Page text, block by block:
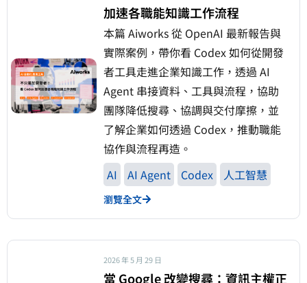
加速各職能知識工作流程
本篇 Aiworks 從 OpenAI 最新報告與
實際案例，帶你看 Codex 如何從開發
者工具走進企業知識工作，透過 AI
Agent 串接資料、工具與流程，協助
團隊降低搜尋、協調與交付摩擦，並
了解企業如何透過 Codex，推動職能
協作與流程再造。
AI
AI Agent Codex 人工智慧
瀏覽全文
2026 年 5 月 29 日
當 Google 改變搜尋：資訊主權正